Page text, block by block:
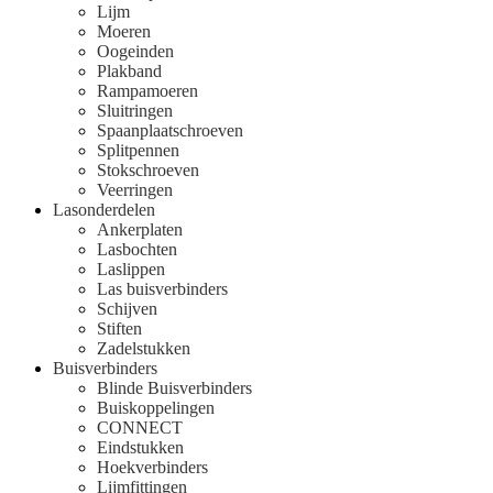
Lijm
Moeren
Oogeinden
Plakband
Rampamoeren
Sluitringen
Spaanplaatschroeven
Splitpennen
Stokschroeven
Veerringen
Lasonderdelen
Ankerplaten
Lasbochten
Laslippen
Las buisverbinders
Schijven
Stiften
Zadelstukken
Buisverbinders
Blinde Buisverbinders
Buiskoppelingen
CONNECT
Eindstukken
Hoekverbinders
Lijmfittingen